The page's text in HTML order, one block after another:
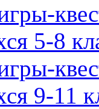
5-8
9-11